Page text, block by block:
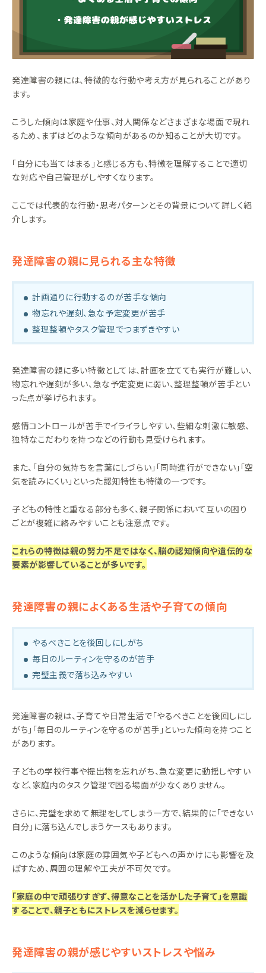
発達障害の親には、特徴的な行動や考え方が見られることがあり
ます。
こうした傾向は家庭や仕事、対人関係などさまざまな場面で現れ
るため、まずはどのような傾向があるのか知ることが大切です。
「自分にも当てはまる」と感じる方も、特徴を理解することで適切
な対応や自己管理がしやすくなります。
ここでは代表的な行動・思考パターンとその背景について詳しく紹
介します。
発達障害の親に見られる主な特徴
計画通りに行動するのが苦手な傾向
物忘れや遅刻、急な予定変更が苦手
整理整頓やタスク管理でつまずきやすい
発達障害の親に多い特徴としては、計画を立てても実行が難しい、
物忘れや遅刻が多い、急な予定変更に弱い、整理整頓が苦手とい
った点が挙げられます。
感情コントロールが苦手でイライラしやすい、些細な刺激に敏感、
独特なこだわりを持つなどの行動も見受けられます。
また、「自分の気持ちを言葉にしづらい」「同時進行ができない」「空
気を読みにくい」といった認知特性も特徴の一つです。
子どもの特性と重なる部分も多く、親子関係において互いの困り
ごとが複雑に絡みやすいことも注意点です。
これらの特徴は親の努力不足ではなく、脳の認知傾向や遺伝的な
要素が影響していることが多いです。
発達障害の親によくある生活や子育ての傾向
やるべきことを後回しにしがち
毎日のルーティンを守るのが苦手
完璧主義で落ち込みやすい
発達障害の親は、子育てや日常生活で「やるべきことを後回しにし
がち」「毎日のルーティンを守るのが苦手」といった傾向を持つこと
があります。
子どもの学校行事や提出物を忘れがち、急な変更に動揺しやすい
など、家庭内のタスク管理で困る場面が少なくありません。
さらに、完璧を求めて無理をしてしまう一方で、結果的に「できない
自分」に落ち込んでしまうケースもあります。
このような傾向は家庭の雰囲気や子どもへの声かけにも影響を及
ぼすため、周囲の理解や工夫が不可欠です。
「家庭の中で頑張りすぎず、得意なことを活かした子育て」を意識
することで、親子ともにストレスを減らせます。
発達障害の親が感じやすいストレスや悩み